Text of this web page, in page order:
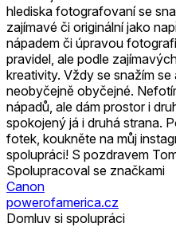
hlediska fotografovaní se
zajímavé či originální jako
nápadem či úpravou
pravidel, ale podle
kreativity. Vždy se snažím
neobyčejně obyčejné.
nápadů, ale dám prostor i
spokojený já i druhá strana.
fotek, koukněte na můj
spolupráci! S pozdravem
Spolupracoval se značkami
Canon
powerofamerica.cz
Domluv si spolupráci